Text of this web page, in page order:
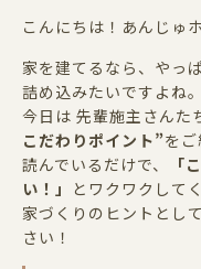
こんにちは！あんじゅ
家を建てるなら、やっ
詰め込みたいですよね。
今日は 先輩施主さんた
こだわりポイント”をご
読んでいるだけで、
「
い！」
とワクワクして
家づくりのヒントとし
さい！